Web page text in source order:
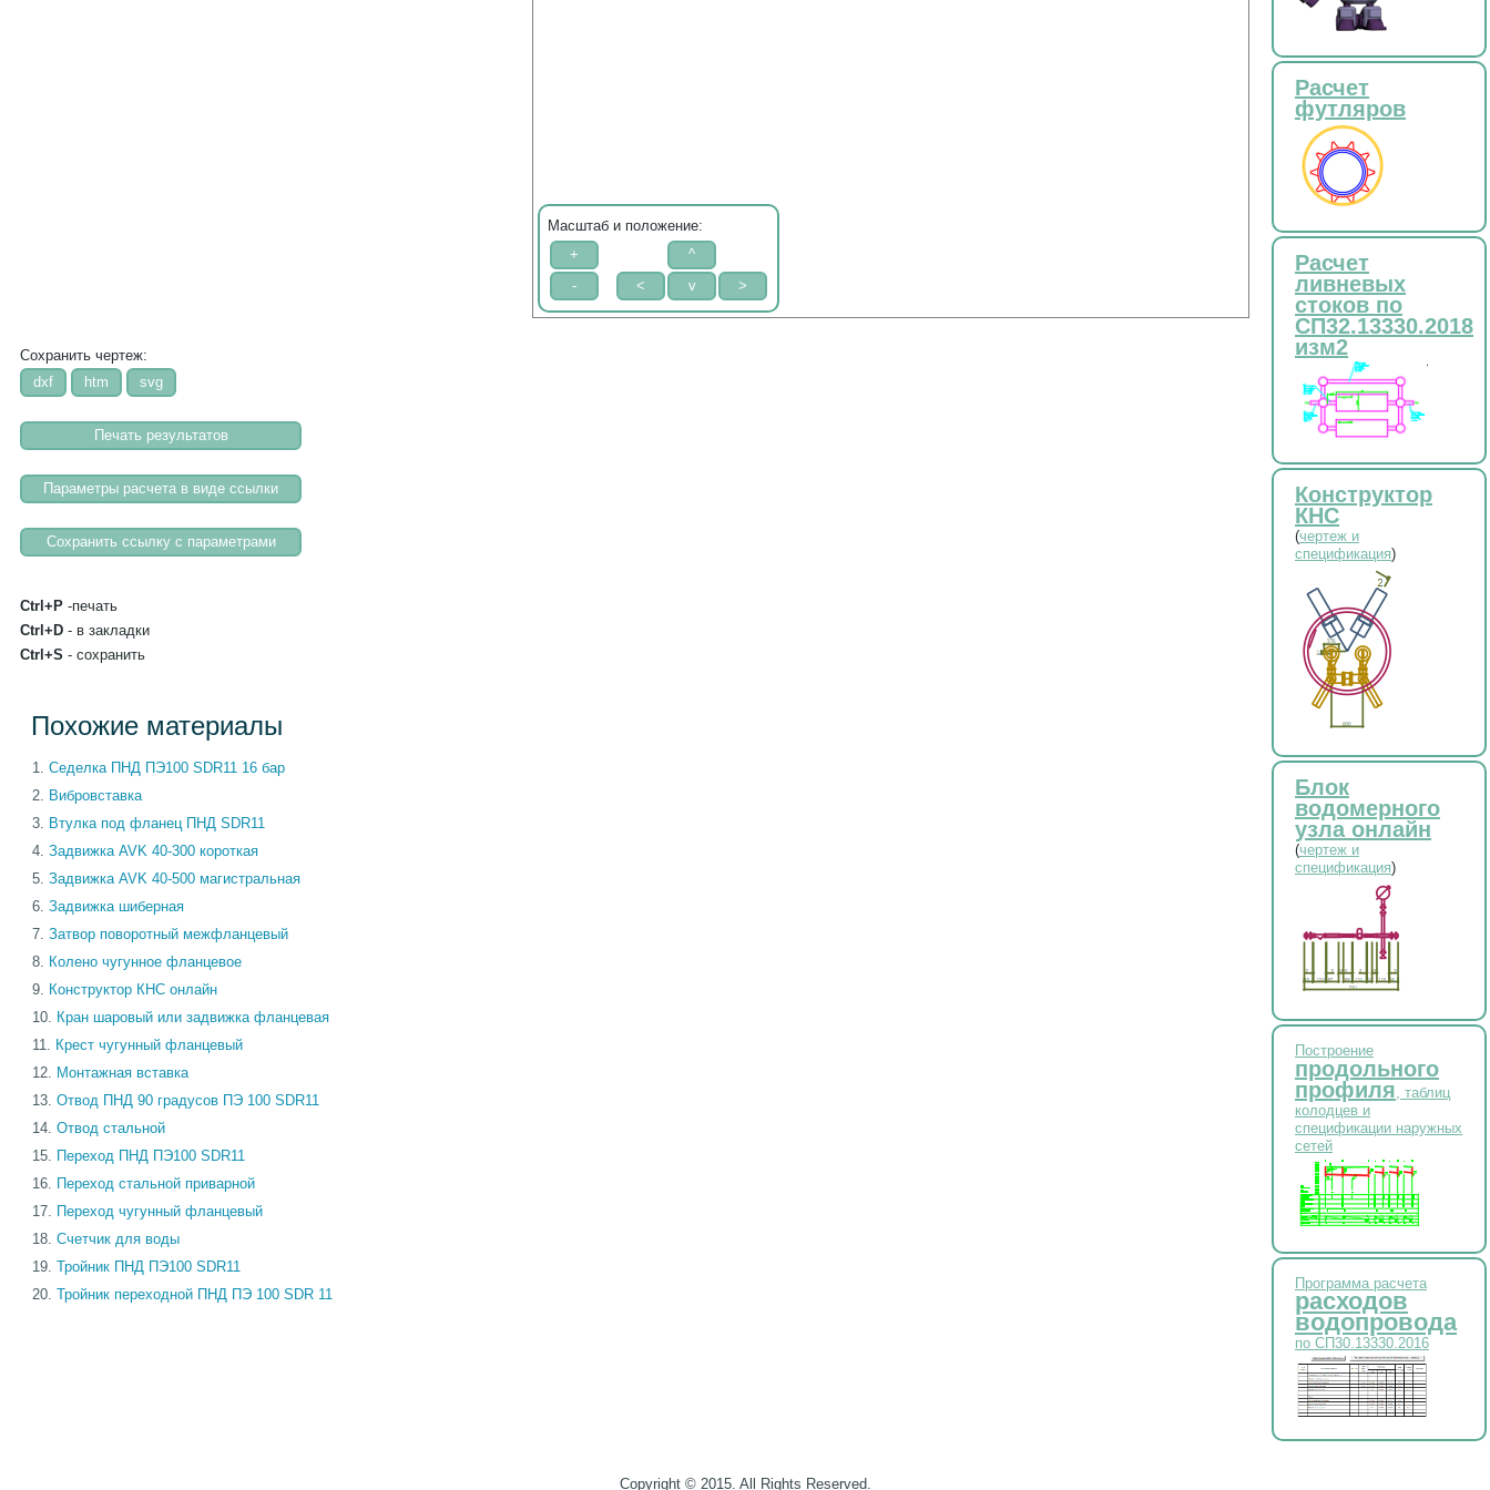
Масштаб и положение:
Сохранить чертеж:
Ctrl+P -печать
Ctrl+D - в закладки
Ctrl+S - сохранить
Похожие материалы
Cеделка ПНД ПЭ100 SDR11 16 бар
Вибровставка
Втулка под фланец ПНД SDR11
Задвижка AVK 40-300 короткая
Задвижка AVK 40-500 магистральная
Задвижка шиберная
Затвор поворотный межфланцевый
Колено чугунное фланцевое
Конструктор КНС онлайн
Кран шаровый или задвижка фланцевая
Крест чугунный фланцевый
Монтажная вставка
Отвод ПНД 90 градусов ПЭ 100 SDR11
Отвод стальной
Переход ПНД ПЭ100 SDR11
Переход стальной приварной
Переход чугунный фланцевый
Счетчик для воды
Тройник ПНД ПЭ100 SDR11
Тройник переходной ПНД ПЭ 100 SDR 11
Расчет
футляров
Расчет
ливневых
стоков по
СП32.13330.2018
изм2
Конструктор
КНС
(чертеж и
спецификация)
Блок
водомерного
узла онлайн
(чертеж и
спецификация)
Построение
продольного
профиля , таблиц
колодцев и
спецификации наружных
сетей
Программа расчета
расходов
водопровода
по СП30.13330.2016
Copyright © 2015. All Rights Reserved.